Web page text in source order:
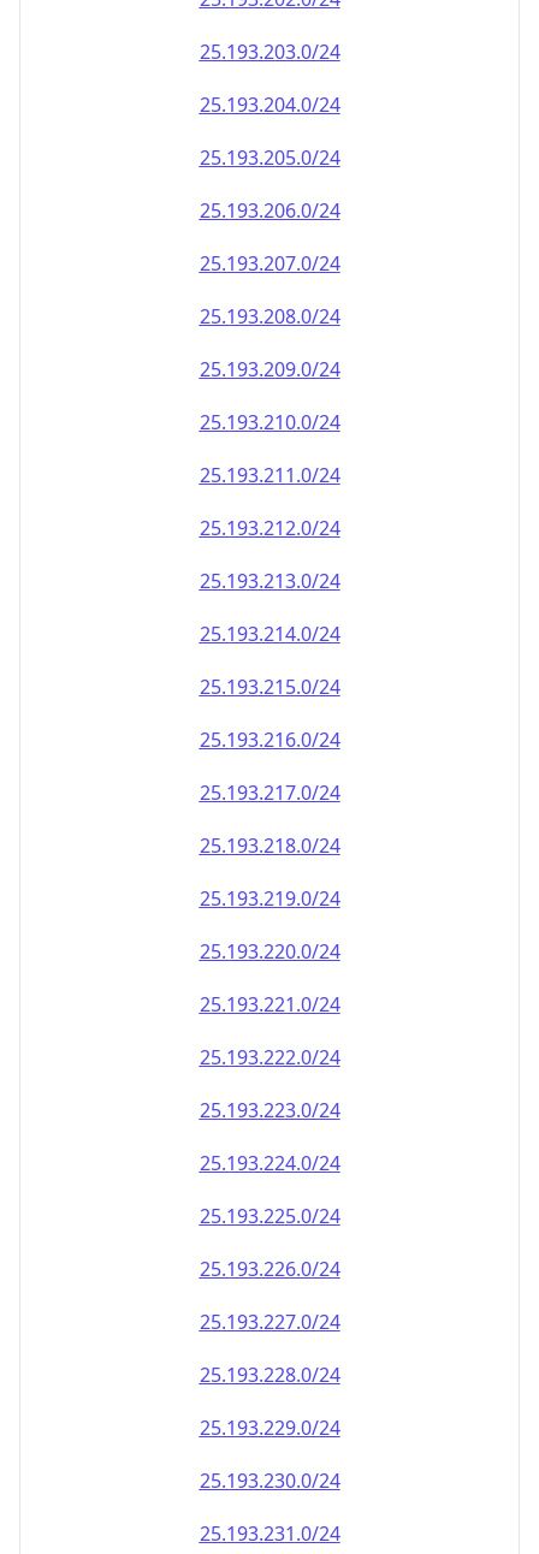
25.193.203.0/24
25.193.204.0/24
25.193.205.0/24
25.193.206.0/24
25.193.207.0/24
25.193.208.0/24
25.193.209.0/24
25.193.210.0/24
25.193.211.0/24
25.193.212.0/24
25.193.213.0/24
25.193.214.0/24
25.193.215.0/24
25.193.216.0/24
25.193.217.0/24
25.193.218.0/24
25.193.219.0/24
25.193.220.0/24
25.193.221.0/24
25.193.222.0/24
25.193.223.0/24
25.193.224.0/24
25.193.225.0/24
25.193.226.0/24
25.193.227.0/24
25.193.228.0/24
25.193.229.0/24
25.193.230.0/24
25.193.231.0/24